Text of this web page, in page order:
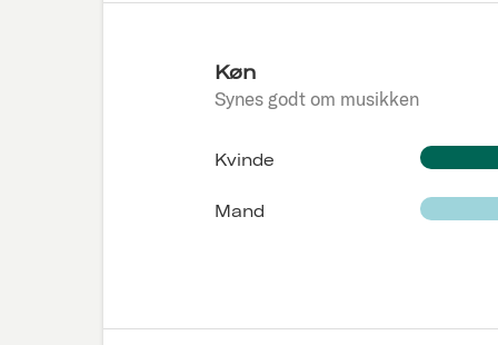
Køn
Synes godt om musikken
Kvinde
Mand